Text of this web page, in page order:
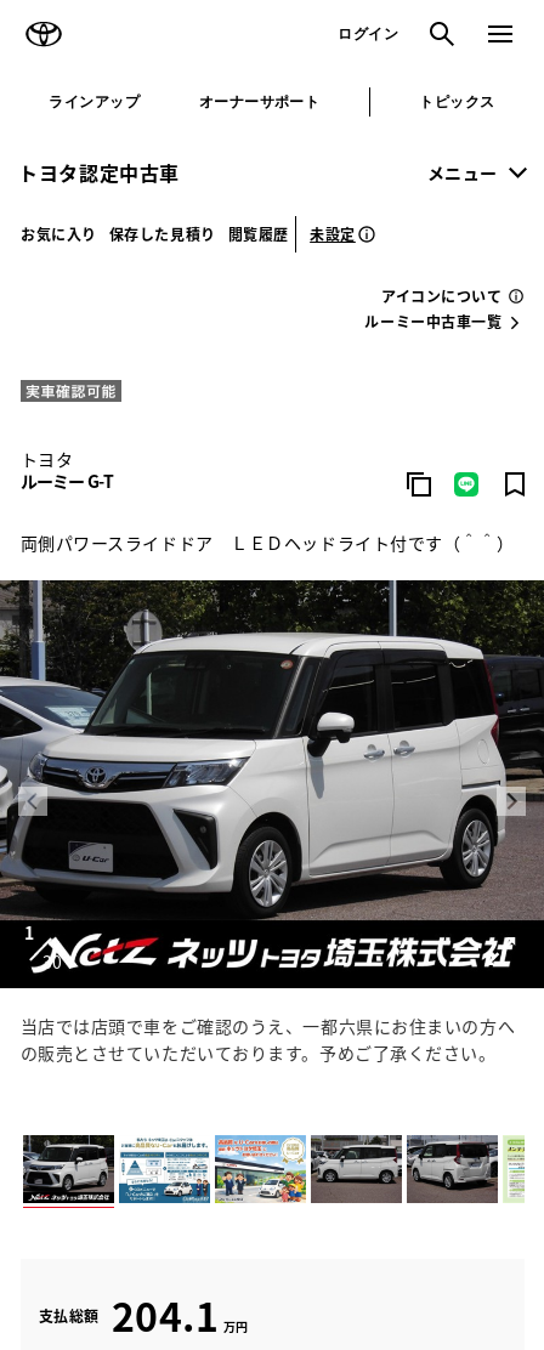
ログイン 検索 メニュ
ラインアップ オーナーサポート トピックス
トヨタ認定中古車 メニュー
お気に入り 保存した見積り 閲覧履歴 未設定
アイコンについて
ルーミー中古車一覧
トヨタ
ルーミー G-T
両側パワースライドドア ＬＥＤヘッドライト付です（＾＾）
1
30
当店では店頭で車をご確認のうえ、一都六県にお住まいの方へ
の販売とさせていただいております。予めご了承ください。
支払総額 204.1